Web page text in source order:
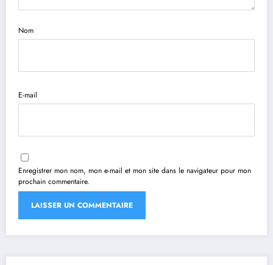
Nom
E-mail
Enregistrer mon nom, mon e-mail et mon site dans le navigateur pour mon
prochain commentaire.